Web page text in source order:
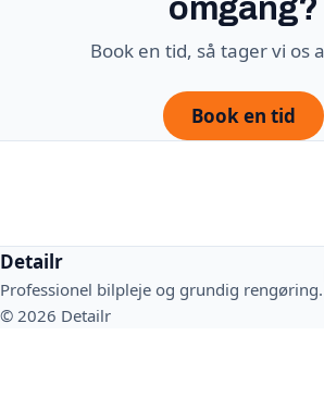
omgang?
Book en tid, så tager vi os
Book en tid
Detailr
Professionel bilpleje og grundig rengøring.
© 2026 Detailr